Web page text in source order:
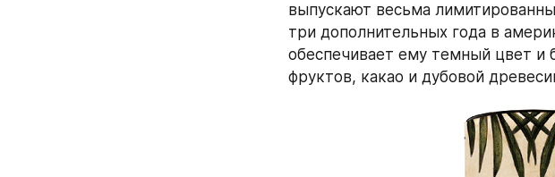
выпускают весьма
три дополнительных года в
обеспечивает ему темный цвет и
фруктов, какао и дубовой